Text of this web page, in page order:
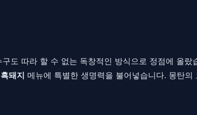
도 따라 할 수 없는 독창적인 방식으로 정점에 올
돼지 메뉴에 특별한 생명력을 불어넣습니다. 몽탄